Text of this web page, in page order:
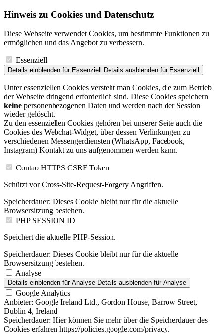
Hinweis zu Cookies und Datenschutz
Diese Webseite verwendet Cookies, um bestimmte Funktionen zu
ermöglichen und das Angebot zu verbessern.
Essenziell
Details einblenden für Essenziell Details ausblenden für Essenziell
Unter essenziellen Cookies versteht man Cookies, die zum Betrieb
der Webseite dringend erforderlich sind. Diese Cookies speichern
keine personenbezogenen Daten und werden nach der Session
wieder gelöscht.
Zu den essenziellen Cookies gehören bei unserer Seite auch die
Cookies des Webchat-Widget, über dessen Verlinkungen zu
verschiedenen Messengerdiensten (WhatsApp, Facebook,
Instagram) Kontakt zu uns aufgenommen werden kann.
Contao HTTPS CSRF Token
Schützt vor Cross-Site-Request-Forgery Angriffen.
Speicherdauer: Dieses Cookie bleibt nur für die aktuelle
Browsersitzung bestehen.
PHP SESSION ID
Speichert die aktuelle PHP-Session.
Speicherdauer: Dieses Cookie bleibt nur für die aktuelle
Browsersitzung bestehen.
Analyse
Details einblenden für Analyse Details ausblenden für Analyse
Google Analytics
Anbieter: Google Ireland Ltd., Gordon House, Barrow Street,
Dublin 4, Ireland
Speicherdauer: Hier können Sie mehr über die Speicherdauer des
Cookies erfahren https://policies.google.com/privacy.